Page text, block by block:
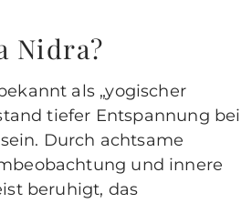
Nidra?
als „yogischer
tiefer Entspannung bei
Durch achtsame
und innere
beruhigt, das